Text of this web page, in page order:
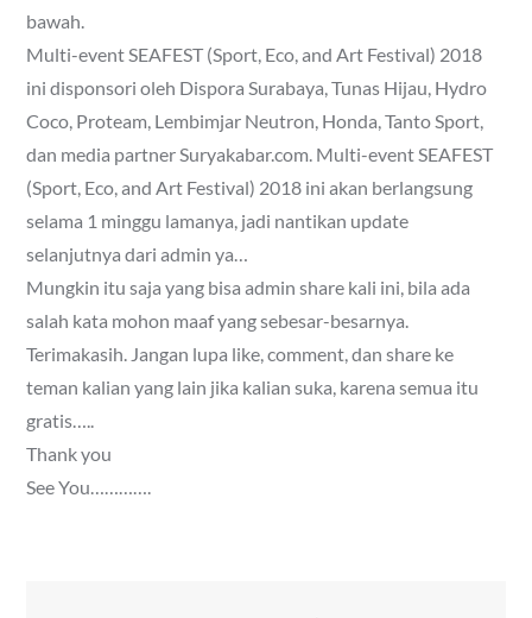
bawah.
Multi-event SEAFEST (Sport, Eco, and Art Festival) 2018
ini disponsori oleh Dispora Surabaya, Tunas Hijau, Hydro
Coco, Proteam, Lembimjar Neutron, Honda, Tanto Sport,
dan media partner Suryakabar.com. Multi-event SEAFEST
(Sport, Eco, and Art Festival) 2018 ini akan berlangsung
selama 1 minggu lamanya, jadi nantikan update
selanjutnya dari admin ya…
Mungkin itu saja yang bisa admin share kali ini, bila ada
salah kata mohon maaf yang sebesar-besarnya.
Terimakasih. Jangan lupa like, comment, dan share ke
teman kalian yang lain jika kalian suka, karena semua itu
gratis…..
Thank you
See You………….